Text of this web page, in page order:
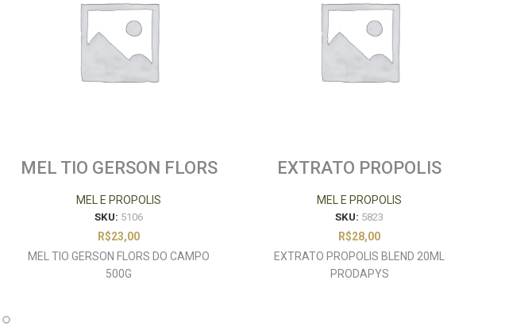
MEL TIO GERSON FLORS
MEL E PROPOLIS
SKU: 5106
R$23,00
MEL TIO GERSON FLORS DO CAMPO
500G
EXTRATO PROPOLIS
MEL E PROPOLIS
SKU: 5823
R$28,00
EXTRATO PROPOLIS BLEND 20ML
PRODAPYS